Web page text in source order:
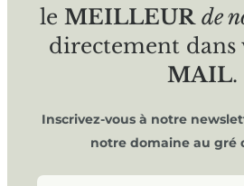
le MEILLEUR de
directement dans
MAIL.
Inscrivez-vous à notre
notre domaine au gré